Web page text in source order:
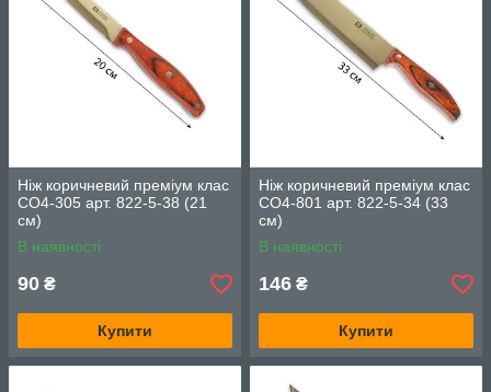
Ніж коричневий преміум клас
СО4-305 арт. 822-5-38 (21
см)
В наявності
90 ₴
Купити
Ніж коричневий преміум клас
СО4-801 арт. 822-5-34 (33
см)
В наявності
146 ₴
Купити